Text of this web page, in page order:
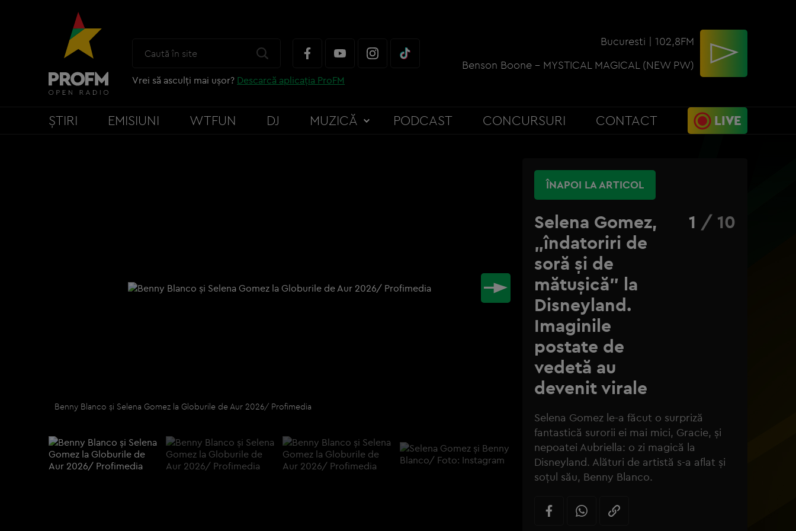
Vrei să asculți mai ușor? Descarcă aplicația ProFM
Bucuresti | 102,8FM
Benson Boone - MYSTICAL MAGICAL (NEW PW)
ȘTIRI EMISIUNI WTFUN DJ MUZICĂ PODCAST CONCURSURI CONTACT LIVE
Benny Blanco și Selena Gomez la Globurile de Aur 2026/ Profimedia
ÎNAPOI LA ARTICOL
1 / 10
Selena Gomez,
„îndatoriri de
soră și de
mătușică” la
Disneyland.
Imaginile
postate de
vedetă au
devenit virale
Selena Gomez le-a făcut o surpriză
fantastică surorii ei mai mici, Gracie, și
nepoatei Aubriella: o zi magică la
Disneyland. Alături de artistă s-a aflat și
soțul său, Benny Blanco.